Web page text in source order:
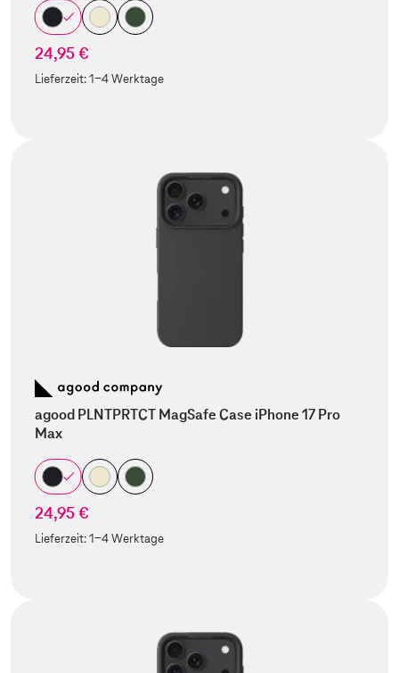
24,95 €
Lieferzeit:1-4 Werktage
agood PLNTPRTCT MagSafe Case iPhone 17 Pro
Max
24,95 €
Lieferzeit:1-4 Werktage